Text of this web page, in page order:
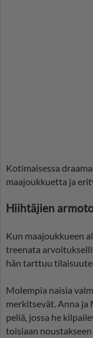
Kotimaisessa
maajoukkuetta ja
Hiihtäjien
Kun maajoukkueen
treenata
hän tarttuu
Molempia naisia
merkitsevät. Anna ja
peliä, jossa he
toisiaan